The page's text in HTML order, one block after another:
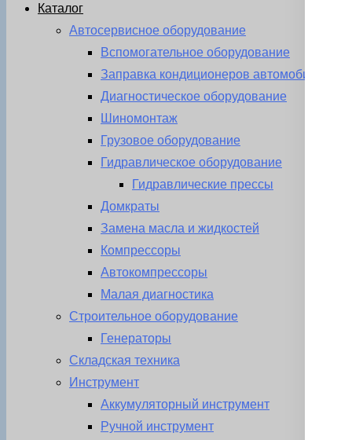
Каталог
Автосервисное оборудование
Вспомогательное оборудование
Заправка кондиционеров автомобиля
Диагностическое оборудование
Шиномонтаж
Грузовое оборудование
Гидравлическое оборудование
Гидравлические прессы
Домкраты
Замена масла и жидкостей
Компрессоры
Автокомпрессоры
Малая диагностика
Строительное оборудование
Генераторы
Складская техника
Инструмент
Аккумуляторный инструмент
Ручной инструмент